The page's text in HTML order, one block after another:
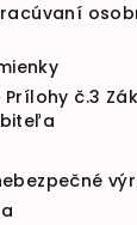
č.3